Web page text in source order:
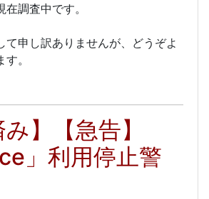
調査中です。
て申し訳ありませんが、どうぞよ
。
み】【急告】
」利用停止警